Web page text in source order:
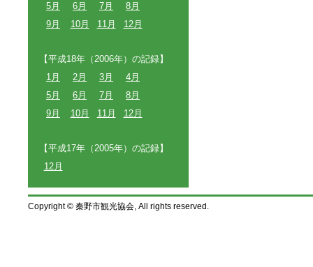
5月
6月 7月
8月
9月
10月 11月 12月
【平成18年（2006年）の記録】
1月
2月 3月
4月
5月
6月 7月
8月
9月
10月 11月 12月
【平成17年（2005年）の記録】
12月
Copyright © 秦野市観光協会, All rights reserved.